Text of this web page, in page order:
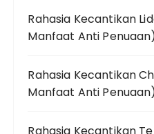
Rahasia Kecantikan
Manfaat Anti
Rahasia Kecantikan
Manfaat Anti